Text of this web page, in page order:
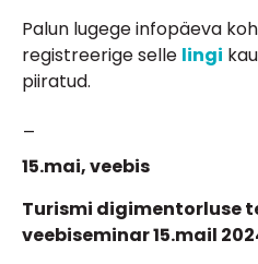
Palun lugege infopäeva
registreerige selle lingi
piiratud.
15.mai, veebis
Turismi digimentorluse
veebiseminar 15.mail